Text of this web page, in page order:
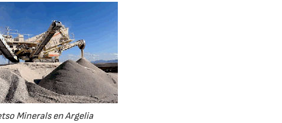
Minerals en Argelia